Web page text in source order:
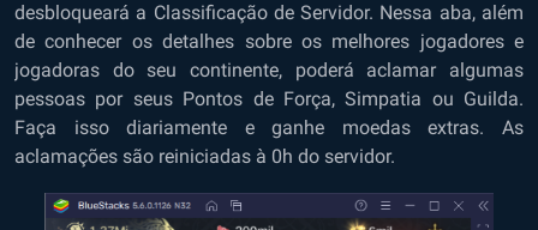
desbloqueará a Classificação de Servidor. Nessa aba, além
de conhecer os detalhes sobre os melhores jogadores e
jogadoras do seu continente, poderá aclamar algumas
pessoas por seus Pontos de Força, Simpatia ou Guilda.
Faça isso diariamente e ganhe moedas extras. As
aclamações são reiniciadas à 0h do servidor.